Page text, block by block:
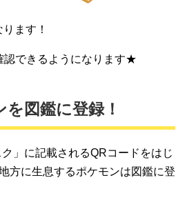
ます！
認できるようになります★
図鑑に登録！
」に記載されるQRコードをはじ
方に生息するポケモンは図鑑に登